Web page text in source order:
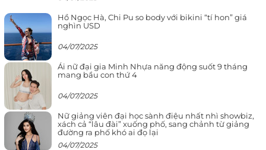
Hồ Ngọc Hà, Chi Pu so body với bikini “tí hon” giá
nghìn USD
04/07/2025
Ái nữ đại gia Minh Nhựa năng động suốt 9 tháng
mang bầu con thứ 4
04/07/2025
Nữ giảng viên đại học sành điệu nhất nhì showbiz,
xách cả “lâu đài” xuống phố, sang chảnh từ giảng
đường ra phố khó ai đọ lại
04/07/2025